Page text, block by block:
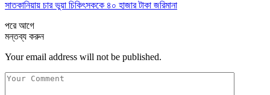
সাতকানিয়ায় চার ভুয়া চিকিৎসককে ৪০ হাজার টাকা জরিমানা
পরেআগে
মন্তব্য করুন
Your email address will not be published.